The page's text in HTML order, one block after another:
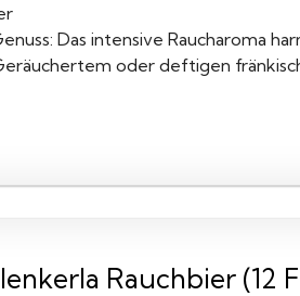
Das intensive Raucharoma
oder deftigen
Rauchbier (12